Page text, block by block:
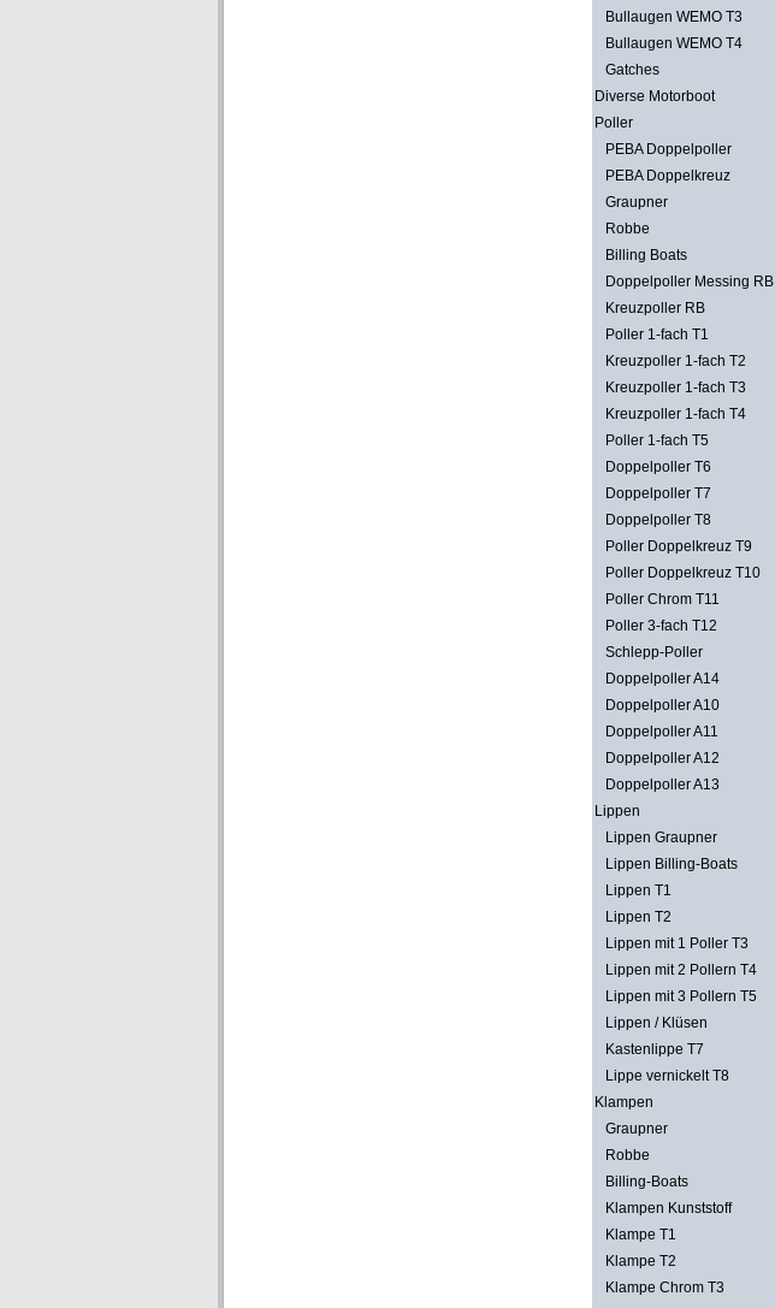
Bullaugen WEMO T3
Bullaugen WEMO T4
Gatches
Diverse Motorboot
Poller
PEBA Doppelpoller
PEBA Doppelkreuz
Graupner
Robbe
Billing Boats
Doppelpoller Messing RB
Kreuzpoller RB
Poller 1-fach T1
Kreuzpoller 1-fach T2
Kreuzpoller 1-fach T3
Kreuzpoller 1-fach T4
Poller 1-fach T5
Doppelpoller T6
Doppelpoller T7
Doppelpoller T8
Poller Doppelkreuz T9
Poller Doppelkreuz T10
Poller Chrom T11
Poller 3-fach T12
Schlepp-Poller
Doppelpoller A14
Doppelpoller A10
Doppelpoller A11
Doppelpoller A12
Doppelpoller A13
Lippen
Lippen Graupner
Lippen Billing-Boats
Lippen T1
Lippen T2
Lippen mit 1 Poller T3
Lippen mit 2 Pollern T4
Lippen mit 3 Pollern T5
Lippen / Klüsen
Kastenlippe T7
Lippe vernickelt T8
Klampen
Graupner
Robbe
Billing-Boats
Klampen Kunststoff
Klampe T1
Klampe T2
Klampe Chrom T3